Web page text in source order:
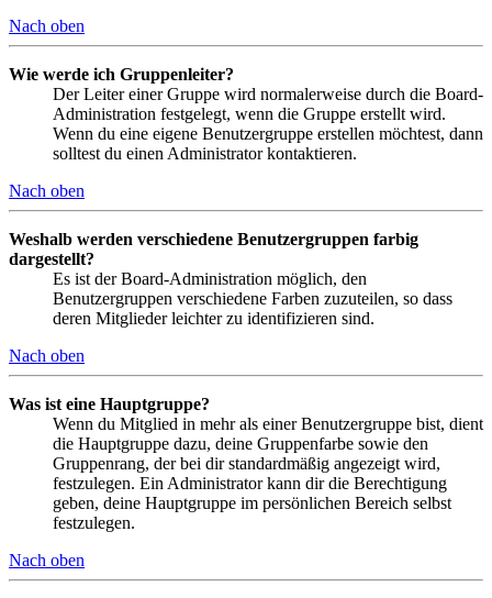
Nach oben
Wie werde ich Gruppenleiter?
Der Leiter einer Gruppe wird normalerweise durch die Board-
Administration festgelegt, wenn die Gruppe erstellt wird.
Wenn du eine eigene Benutzergruppe erstellen möchtest, dann
solltest du einen Administrator kontaktieren.
Nach oben
Weshalb werden verschiedene Benutzergruppen farbig
dargestellt?
Es ist der Board-Administration möglich, den
Benutzergruppen verschiedene Farben zuzuteilen, so dass
deren Mitglieder leichter zu identifizieren sind.
Nach oben
Was ist eine Hauptgruppe?
Wenn du Mitglied in mehr als einer Benutzergruppe bist, dient
die Hauptgruppe dazu, deine Gruppenfarbe sowie den
Gruppenrang, der bei dir standardmäßig angezeigt wird,
festzulegen. Ein Administrator kann dir die Berechtigung
geben, deine Hauptgruppe im persönlichen Bereich selbst
festzulegen.
Nach oben